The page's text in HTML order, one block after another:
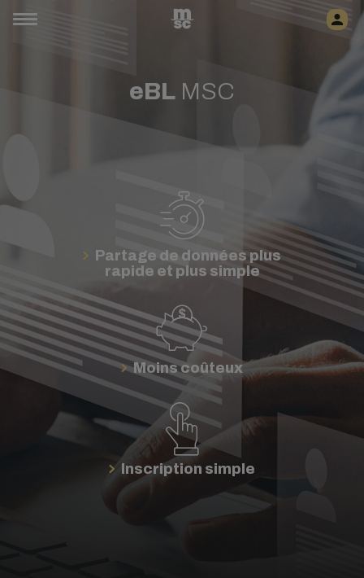
eBL MSC
Partage de données plus
rapide et plus simple
Moins coûteux
Inscription simple